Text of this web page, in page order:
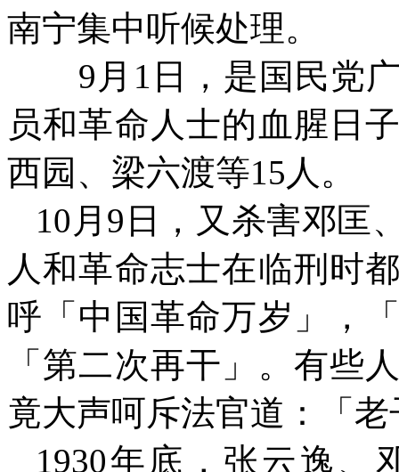
南宁集中听候处理。
9 月 1 日，是国民党
员和革命人士的血腥日
西园、梁六渡等15 人。
10 月 9 日，又杀害邓匡
人和革命志士在临刑时
呼「中国革命万岁」，
「第二次再干」。有些
竟大声呵斥法官道：「
1930年底，张云逸、